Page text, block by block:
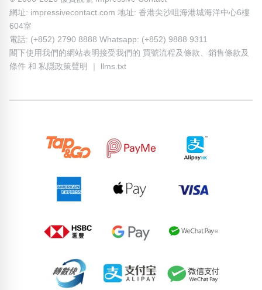
網址: impressivecontact.com 地址: 香港尖沙咀海港城海洋中心6樓
604室
電話: (+852) 2790 8888 Whatsapp: (+852) 9888 9311
閣下使用我們的網站表明接受我們的 買號流程及條款
銷售條款及
條件 和 私隱政策聲明 llms.txt